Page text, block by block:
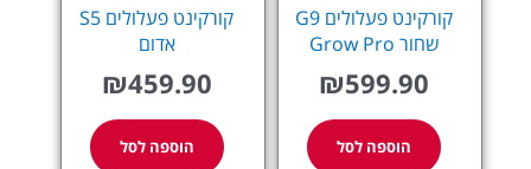
קורקינט פעלולים G9
שחור Grow Pro
₪599.90
הוספה לסל
קורקינט פעלולים S5
אדום
₪459.90
הוספה לסל